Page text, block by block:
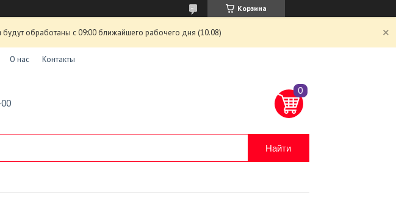
Корзина
обработаны с 09:00 ближайшего рабочего дня (10.08)
О нас Контакты
Найти